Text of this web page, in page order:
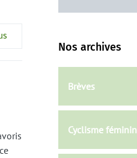
Nos archives
Brèves
Cyclisme féminin